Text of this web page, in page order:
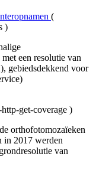
(
)
een resolutie van
gebiedsdekkend voor
get-coverage )
orthofotomozaïeken
in 2017 werden
van